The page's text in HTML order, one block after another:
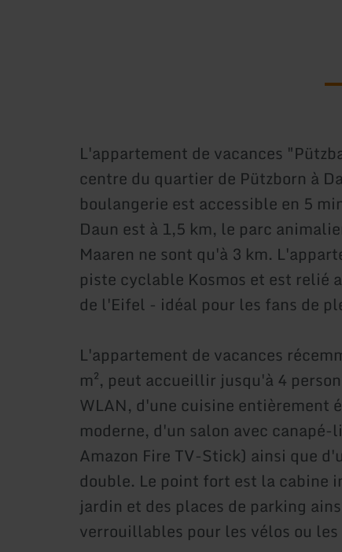
L'appartement de vacances
centre du quartier de Pützborn à
boulangerie est accessible en 5
Daun est à 1,5 km, le parc
Maaren ne sont qu'à 3 km.
piste cyclable Kosmos et est relié
de l'Eifel - idéal pour les fans de
L'appartement de vacances
m², peut accueillir jusqu'à 4
WLAN, d'une cuisine entièrement
moderne, d'un salon avec
Amazon Fire TV-Stick) ainsi que
double. Le point fort est la cabine
jardin et des places de parking
verrouillables pour les vélos ou les